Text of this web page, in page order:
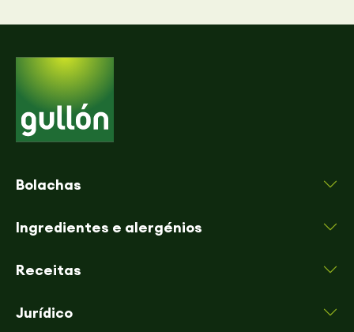
Bolachas
Ingredientes e alergénios
Receitas
Jurídico